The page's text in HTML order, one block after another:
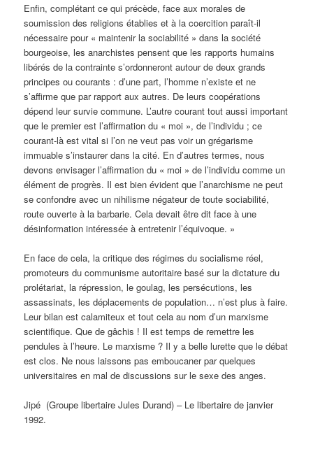
Enfin, complétant ce qui précède, face aux morales de
soumission des religions établies et à la coercition paraît-il
nécessaire pour « maintenir la sociabilité » dans la société
bourgeoise, les anarchistes pensent que les rapports humains
libérés de la contrainte s’ordonneront autour de deux grands
principes ou courants : d’une part, l’homme n’existe et ne
s’affirme que par rapport aux autres. De leurs coopérations
dépend leur survie commune. L’autre courant tout aussi important
que le premier est l’affirmation du « moi », de l’individu ; ce
courant-là est vital si l’on ne veut pas voir un grégarisme
immuable s’instaurer dans la cité. En d’autres termes, nous
devons envisager l’affirmation du « moi » de l’individu comme un
élément de progrès. Il est bien évident que l’anarchisme ne peut
se confondre avec un nihilisme négateur de toute sociabilité,
route ouverte à la barbarie. Cela devait être dit face à une
désinformation intéressée à entretenir l’équivoque. »
En face de cela, la critique des régimes du socialisme réel,
promoteurs du communisme autoritaire basé sur la dictature du
prolétariat, la répression, le goulag, les persécutions, les
assassinats, les déplacements de population… n’est plus à faire.
Leur bilan est calamiteux et tout cela au nom d’un marxisme
scientifique. Que de gâchis ! Il est temps de remettre les
pendules à l’heure. Le marxisme ? Il y a belle lurette que le débat
est clos. Ne nous laissons pas emboucaner par quelques
universitaires en mal de discussions sur le sexe des anges.
Jipé (Groupe libertaire Jules Durand) – Le libertaire de janvier
1992.